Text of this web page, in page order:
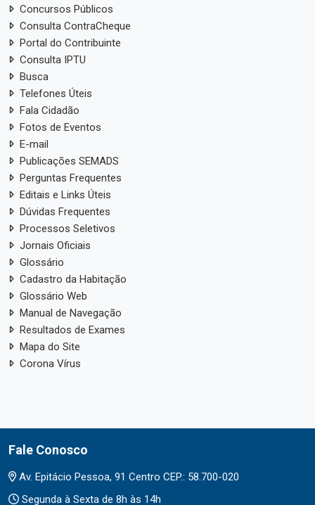
Concursos Públicos
Consulta ContraCheque
Portal do Contribuinte
Consulta IPTU
Busca
Telefones Úteis
Fala Cidadão
Fotos de Eventos
E-mail
Publicações SEMADS
Perguntas Frequentes
Editais e Links Úteis
Dúvidas Frequentes
Processos Seletivos
Jornais Oficiais
Glossário
Cadastro da Habitação
Glossário Web
Manual de Navegação
Resultados de Exames
Mapa do Site
Corona Vírus
Fale Conosco
Av. Epitácio Pessoa, 91 Centro CEP.: 58.700-020
Segunda à Sexta de 8h às 14h